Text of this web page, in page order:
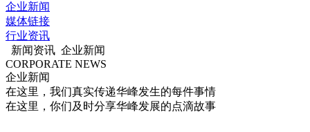
企业新闻
媒体链接
行业资讯
新闻资讯 企业新闻
CORPORATE NEWS
企业新闻
在这里，我们真实传递华峰发生的每件事情
在这里，你们及时分享华峰发展的点滴故事